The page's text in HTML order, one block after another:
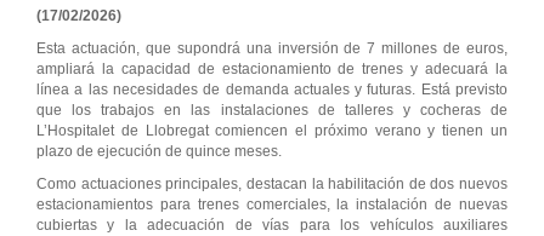
(17/02/2026)
Esta actuación, que supondrá una inversión de 7 millones de euros,
ampliará la capacidad de estacionamiento de trenes y adecuará la
línea a las necesidades de demanda actuales y futuras. Está previsto
que los trabajos en las instalaciones de talleres y cocheras de
L’Hospitalet de Llobregat comiencen el próximo verano y tienen un
plazo de ejecución de quince meses.
Como actuaciones principales, destacan la habilitación de dos nuevos
estacionamientos para trenes comerciales, la instalación de nuevas
cubiertas y la adecuación de vías para los vehículos auxiliares